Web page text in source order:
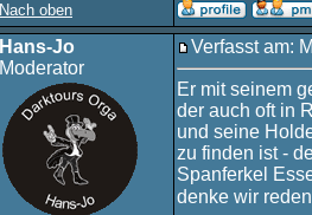
Nach oben
Hans-Jo
Moderator
Verfasst am:
Er mit seinem
der auch oft in
und seine
zu finden ist -
Spanferkel
denke wir